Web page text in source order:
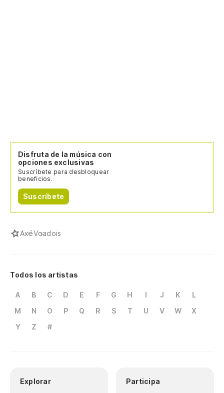
Disfruta de la música con
opciones exclusivas
Suscríbete para desbloquear
beneficios.
Suscríbete
AxéVoadois
Todos los artistas
A B C D E F G H I J K
L
M
N O P Q R S T U V W
X
Y
Z #
Explorar Participa